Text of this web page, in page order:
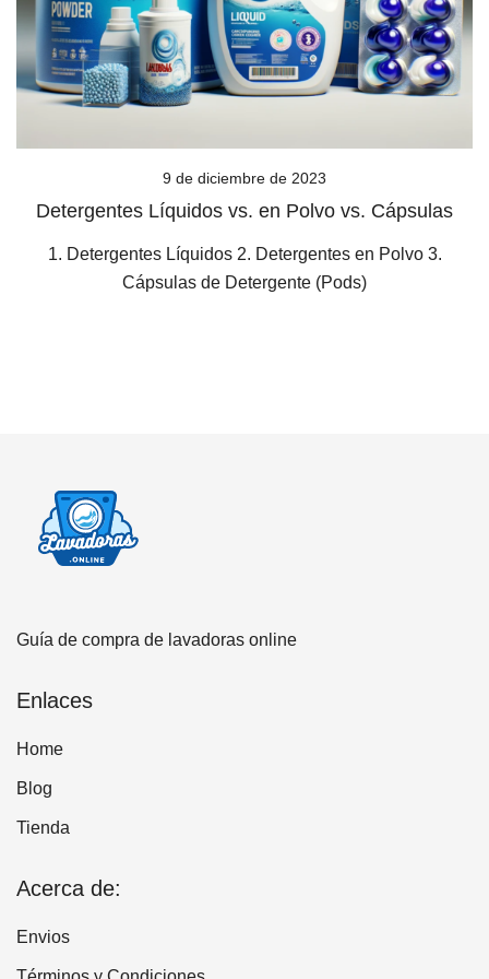
9 de diciembre de 2023
Detergentes Líquidos vs. en Polvo vs. Cápsulas
1. Detergentes Líquidos 2. Detergentes en Polvo 3.
Cápsulas de Detergente (Pods)
Guía de compra de lavadoras online
Enlaces
Home
Blog
Tienda
Acerca de:
Envios